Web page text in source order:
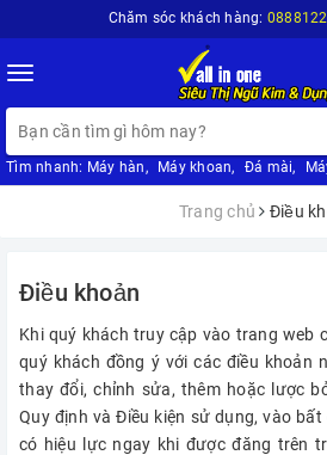
Chăm sóc khách hàng:
Toggle
navigation
Tìm nhanh: Máy hàn, Máy khoan, Đá mài,
Trang chủ Điều
Điều khoản
Khi quý khách truy cập vào trang web
quý khách đồng ý với các điều khoản
thay đổi, chỉnh sửa, thêm hoặc lược
Quy định và Điều kiện sử dụng, vào
có hiệu lực ngay khi được đăng trên